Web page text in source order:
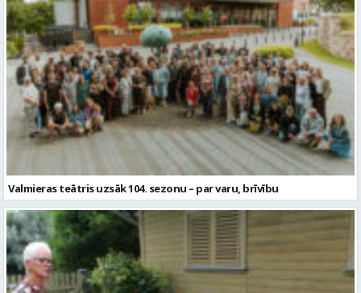
Valmieras teātris uzsāk 104. sezonu – par varu, brīvību